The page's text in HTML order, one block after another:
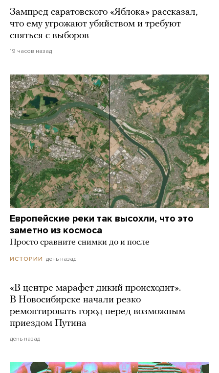
Зампред саратовского «Яблока» рассказал,
что ему угрожают убийством и требуют
сняться с выборов
19 часов назад
Европейские реки так высохли, что это
заметно из космоса
Просто сравните снимки до и после
ИСТОРИИ день назад
«В центре марафет дикий происходит».
В Новосибирске начали резко
ремонтировать город перед возможным
приездом Путина
день назад